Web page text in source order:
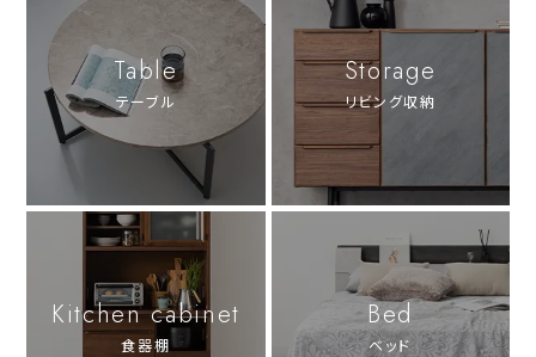
Table
テーブル
Storage
リビング収納
Kitchen cabinet
食器棚
Bed
ベッド